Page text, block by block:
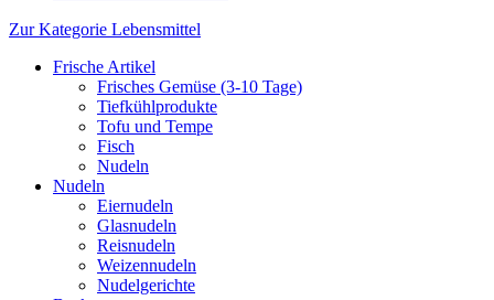
Zur Kategorie Lebensmittel
Frische Artikel
Frisches Gemüse (3-10 Tage)
Tiefkühlprodukte
Tofu und Tempe
Fisch
Nudeln
Nudeln
Eiernudeln
Glasnudeln
Reisnudeln
Weizennudeln
Nudelgerichte